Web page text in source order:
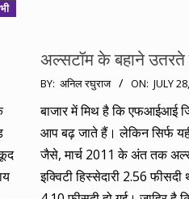
अल्सटॉम के बहाने उतरते
2011-
BY: अनिल रघुराज ON: JULY
बाजार में मिथ है कि एफआईआई
आप बढ़ जाते हैं। लेकिन सिर्फ
जैसे, मार्च 2011 के अंत तक
इक्विटी हिस्सेदारी 2.56